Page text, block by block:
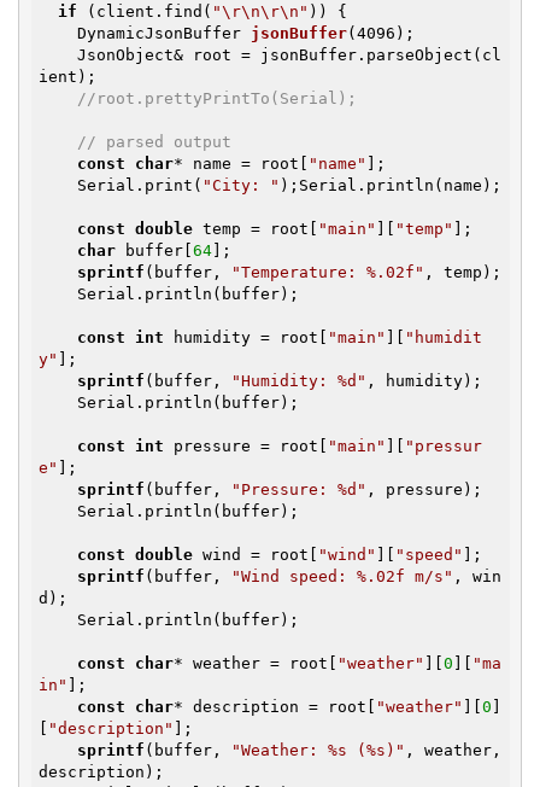
if (client.find( "\r\n\r\n" )) {
DynamicJsonBuffer jsonBuffer(4096) ;
ient);
//root.prettyPrintTo(Serial);
// parsed output
const
char* name = root[ "name"
];
    Serial.print(
"City: " );Serial.println(name);
const double temp = root[ "main" "temp"
];
char buffer[ 64 ];
sprintf (buffer, "Temperature: %.02f" , temp);
const int humidity = root[ "main"
"humidit
y"
];
sprintf (buffer, "Humidity: %d" , humidity);
const int pressure = root[ "main"
"pressur
e"
];
sprintf (buffer, "Pressure: %d" , pressure);
const double wind = root[ "wind" "speed"
];
sprintf (buffer, "Wind speed: %.02f m/s" , win
d);
const char* weather = root[ "weather" 0
"ma
in"
];
const
char* description = root[ "weather" 0
"description"
];
sprintf (buffer, "Weather: %s (%s)" , weather,
description);